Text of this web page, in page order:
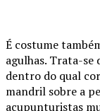
É costume
agulhas. Trata-se
dentro do qual
mandril sobre a
acupunturistas